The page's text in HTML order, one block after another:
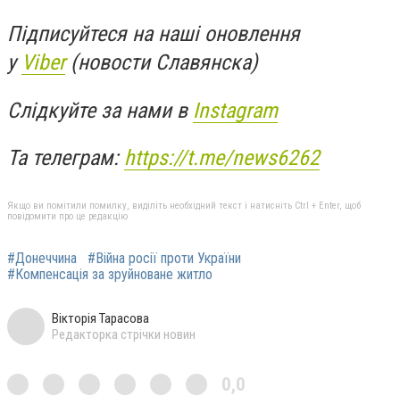
Підписуйтеся на наші оновлення
у Viber(новости Славянска)
Слідкуйте за нами в Instagram
Та телеграм:https://t.me/news6262
Якщо ви помітили помилку, виділіть необхідний текст і натисніть Ctrl + Enter, щоб
повідомити про це редакцію
#Донеччина
#Війна росії проти України
#Компенсація за зруйноване житло
Вікторія Тарасова
Редакторка стрічки новин
0,0